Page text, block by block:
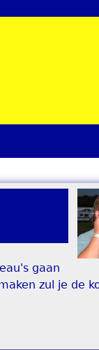
gaan
zul je de